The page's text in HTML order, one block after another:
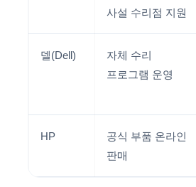
사설 수리점 지원
델(Dell)
자체 수리
프로그램 운영
HP
공식 부품 온라인
판매